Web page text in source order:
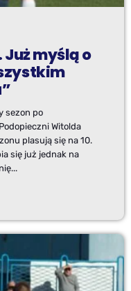
myślą o
sezon po
Witolda
plasują się na 10.
się już jednak na